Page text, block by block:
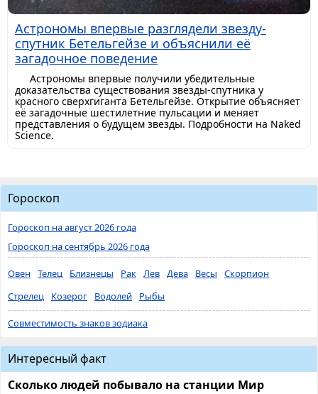
Астрономы впервые разглядели звезду-
спутник Бетельгейзе и объяснили её
загадочное поведение
Астрономы впервые получили убедительные
доказательства существования звезды-спутника у
красного сверхгиганта Бетельгейзе. Открытие объясняет
её загадочные шестилетние пульсации и меняет
представления о будущем звезды. Подробности на Naked
Science.
Гороскоп
Гороскоп на август 2026 года
Гороскоп на сентябрь 2026 года
Овен Телец Близнецы Рак Лев Дева Весы
Скорпион
Стрелец
Козерог Водолей Рыбы
Совместимость знаков зодиака
Интересный факт
Сколько людей побывало на станции Мир